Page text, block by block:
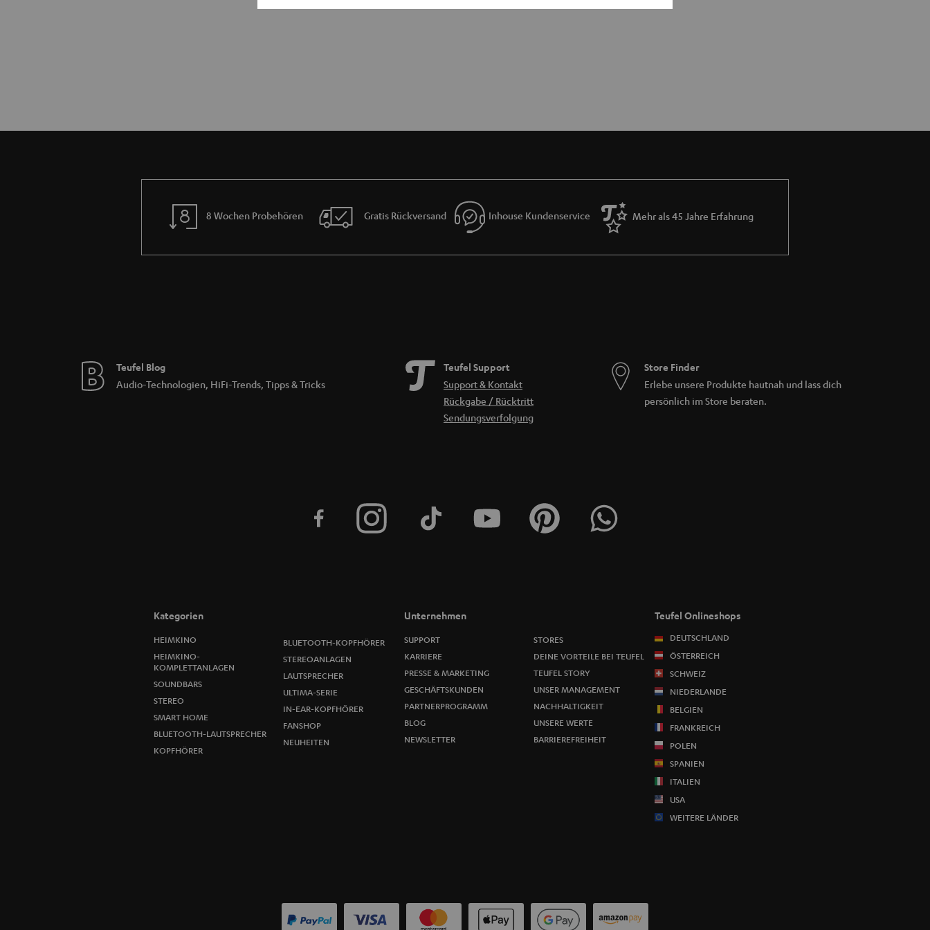
8 Wochen Probehören Gratis Rückversand Inhouse Kundenservice Mehr als 45 Jahre Erfahrung
Teufel Blog
Audio-Technologien, HiFi-Trends, Tipps & Tricks
Teufel Support
Support & Kontakt
Rückgabe / Rücktritt
Sendungsverfolgung
Store Finder
Erlebe unsere Produkte hautnah und lass dich
persönlich im Store beraten.
Kategorien
HEIMKINO
HEIMKINO-
KOMPLETTANLAGEN
SOUNDBARS
STEREO
SMART HOME
BLUETOOTH-LAUTSPRECHER
KOPFHÖRER
BLUETOOTH-KOPFHÖRER
STEREOANLAGEN
LAUTSPRECHER
ULTIMA-SERIE
IN-EAR-KOPFHÖRER
FANSHOP
NEUHEITEN
Unternehmen
SUPPORT
KARRIERE
PRESSE & MARKETING
GESCHÄFTSKUNDEN
PARTNERPROGRAMM
BLOG
NEWSLETTER
STORES
DEINE VORTEILE BEI TEUFEL
TEUFEL STORY
UNSER MANAGEMENT
NACHHALTIGKEIT
UNSERE WERTE
BARRIEREFREIHEIT
Teufel Onlineshops
DEUTSCHLAND
ÖSTERREICH
SCHWEIZ
NIEDERLANDE
BELGIEN
FRANKREICH
POLEN
SPANIEN
ITALIEN
USA
WEITERE LÄNDER